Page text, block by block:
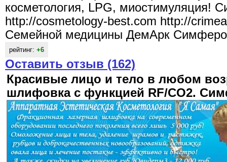
косметология, LPG, миостимуляция!
http://cosmetology-best.com http://
Семейной медицины ДемАрк
рейтинг: +6
Оставить отзыв (162)
Красивые лицо и тело в любом
шлифовка с функцией RF/CO2.